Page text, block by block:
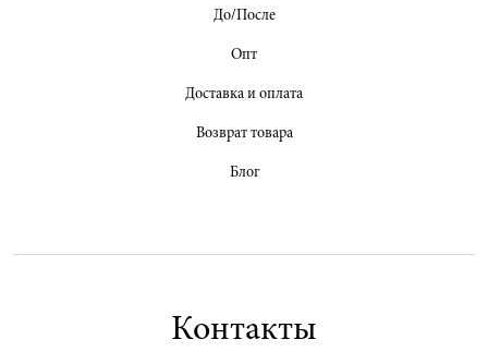
До/После
Опт
Доставка и оплата
Возврат товара
Блог
Контакты